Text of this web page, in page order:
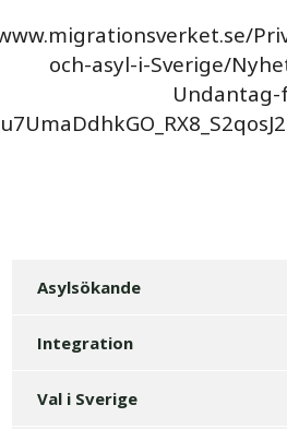
och-asyl-i-Sverige/
Asylsökande
Integration
Val i Sverige